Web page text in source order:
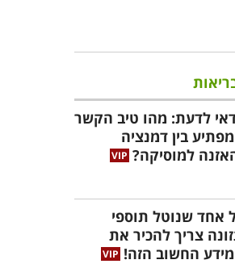
לדעת: מהו טיב הקשר
בין דמנציה
למוסיקה?
אחד שנוטל תוספי
צריך להכיר את
החשוב הזה!